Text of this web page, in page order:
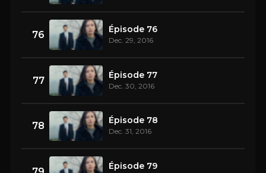
76 Épisode 76
Dec. 29, 2016
77 Épisode 77
Dec. 30, 2016
78 Épisode 78
Dec. 31, 2016
Épisode 79